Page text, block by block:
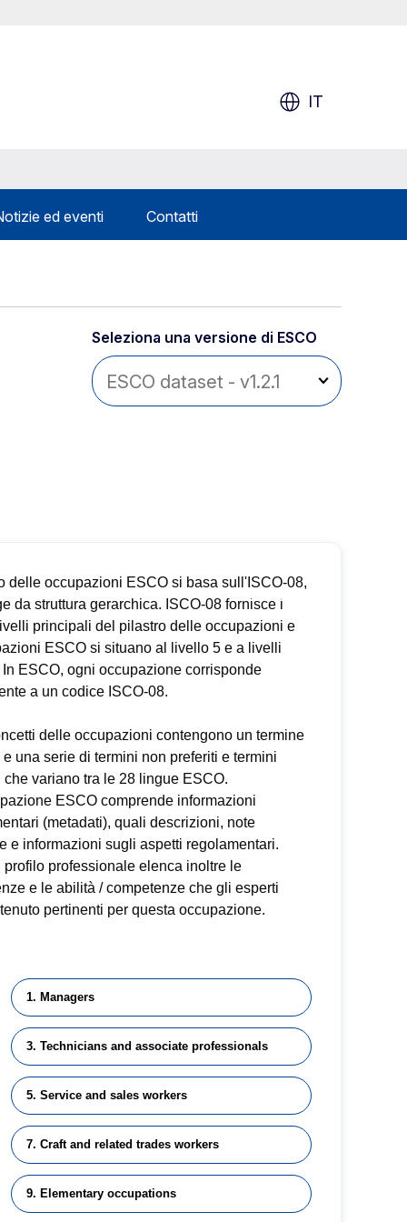
IT
ed eventi Contatti
Seleziona una versione di ESCO
delle occupazioni ESCO si basa sull'ISCO-08,
da struttura gerarchica. ISCO-08 fornisce i
principali del pilastro delle occupazioni e
ESCO si situano al livello 5 e a livelli
In ESCO, ogni occupazione corrisponde
a un codice ISCO-08.
delle occupazioni contengono un termine
e una serie di termini non preferiti e termini
che variano tra le 28 lingue ESCO.
ESCO comprende informazioni
(metadati), quali descrizioni, note
e informazioni sugli aspetti regolamentari.
profilo professionale elenca inoltre le
e le abilità / competenze che gli esperti
pertinenti per questa occupazione.
1. Managers
3. Technicians and associate professionals
5. Service and sales workers
7. Craft and related trades workers
9. Elementary occupations